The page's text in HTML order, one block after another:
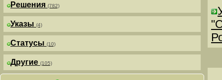
Решения (782)
Указы (4)
Статусы (10)
Другие (105)